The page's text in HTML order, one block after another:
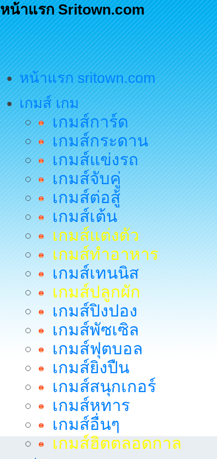
หน้าแรก Sritown.com
หน้าแรก sritown.com
เกมส์ เกม
เกมส์การ์ด
เกมส์กระดาน
เกมส์แข่งรถ
เกมส์จับคู่
เกมส์ต่อสู้
เกมส์เต้น
เกมส์แต่งตัว
เกมส์ทำอาหาร
เกมส์เทนนิส
เกมส์ปลูกผัก
เกมส์ปิงปอง
เกมส์พัซเซิล
เกมส์ฟุตบอล
เกมส์ยิงปืน
เกมส์สนุกเกอร์
เกมส์หทาร
เกมส์อื่นๆ
เกมส์ฮิตตลอดกาล